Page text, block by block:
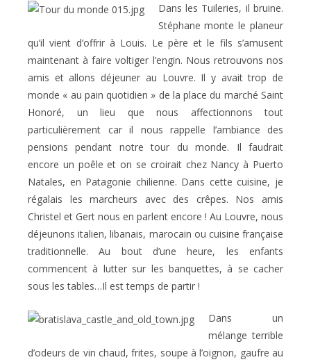
Dans les Tuileries, il bruine.
Stéphane monte le planeur
qu’il vient d’offrir à Louis. Le père et le fils s’amusent
maintenant à faire voltiger l’engin. Nous retrouvons nos
amis et allons déjeuner au Louvre. Il y avait trop de
monde « au pain quotidien » de la place du marché Saint
Honoré, un lieu que nous affectionnons tout
particulièrement car il nous rappelle l’ambiance des
pensions pendant notre tour du monde. Il faudrait
encore un poêle et on se croirait chez Nancy à Puerto
Natales, en Patagonie chilienne. Dans cette cuisine, je
régalais les marcheurs avec des crêpes. Nos amis
Christel et Gert nous en parlent encore ! Au Louvre, nous
déjeunons italien, libanais, marocain ou cuisine française
traditionnelle. Au bout d’une heure, les enfants
commencent à lutter sur les banquettes, à se cacher
sous les tables…Il est temps de partir !
Dans un
mélange terrible
d’odeurs de vin chaud, frites, soupe à l’oignon, gaufre au